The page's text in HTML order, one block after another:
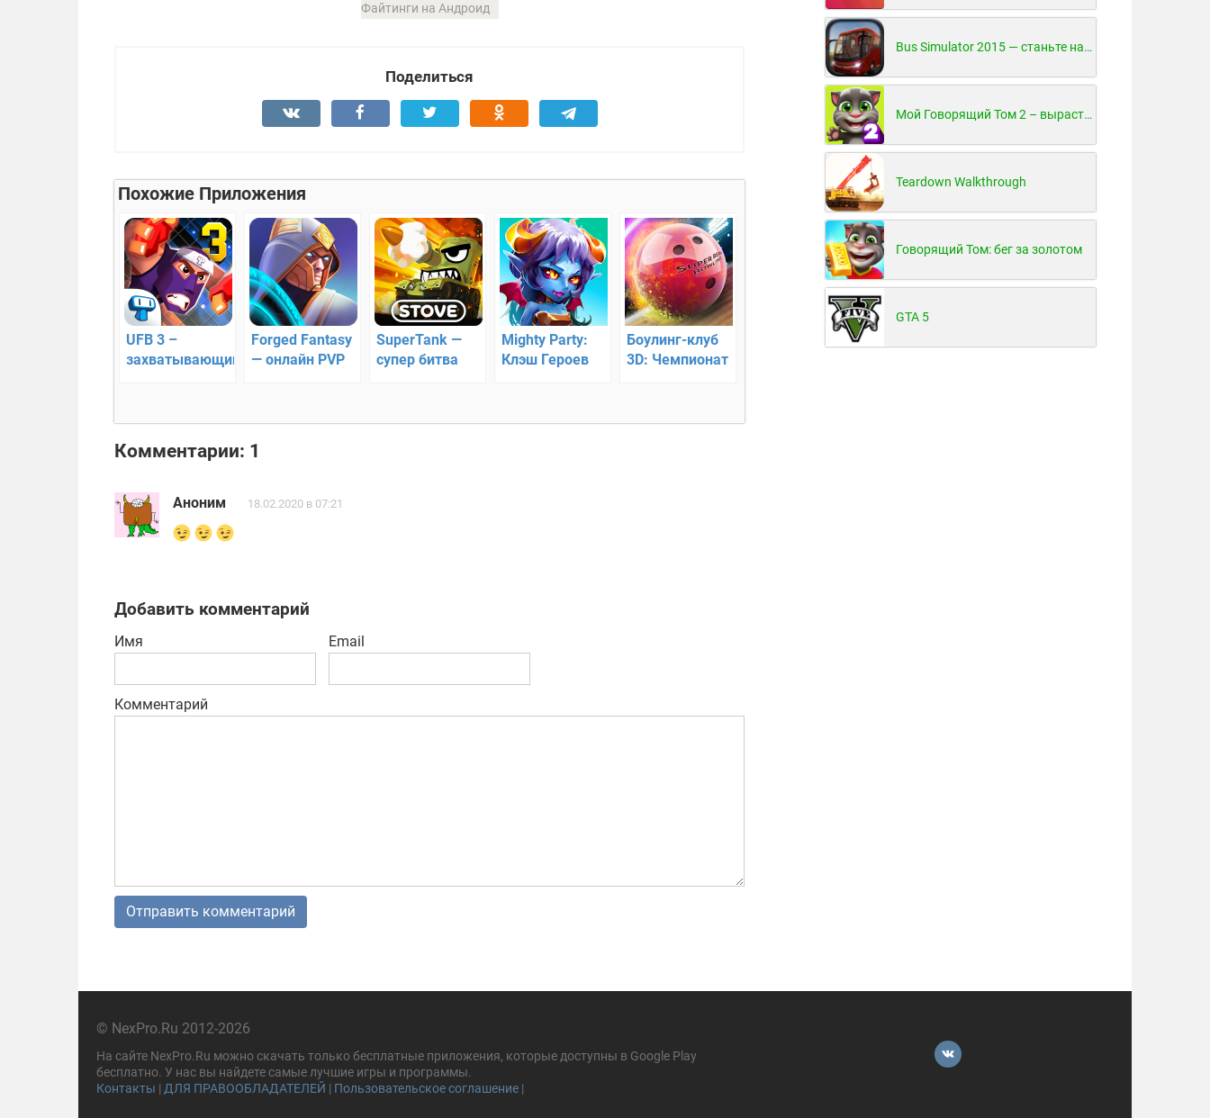
Файтинги на Андроид
Поделиться
Похожие Приложения
UFB 3 –
захватывающий
Forged Fantasy
— онлайн PVP
SuperTank —
cупер битва
Mighty Party:
Клэш Героев
Боулинг-клуб
3D: Чемпионат
Комментарии: 1
Аноним 18.02.2020 в 07:21
Добавить комментарий
Имя Email
Комментарий
Bus Simulator 2015 — станьте настоящим водителем автобуса!
Мой Говорящий Том 2 – вырасти и воспитай своего котенка
Teardown Walkthrough
Говорящий Том: бег за золотом
GTA 5
© NexPro.Ru 2012-2026
На сайте NexPro.Ru можно скачать только бесплатные приложения, которые доступны в Google Play
бесплатно. У нас вы найдете самые лучшие игры и программы.
Контакты | ДЛЯ ПРАВООБЛАДАТЕЛЕЙ | Пользовательское соглашение |